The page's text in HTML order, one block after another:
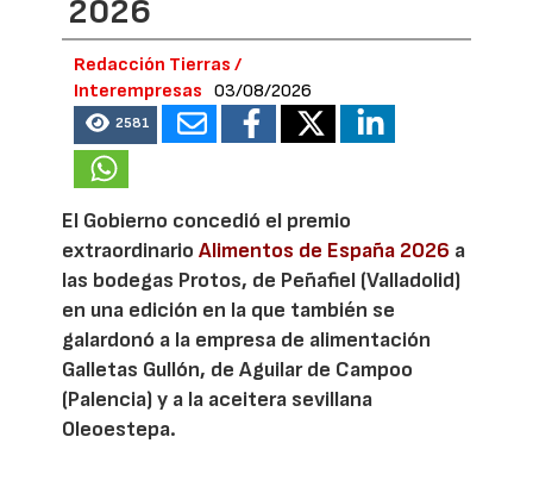
2026
Redacción Tierras /
Interempresas
03/08/2026
2581
El Gobierno concedió el premio
extraordinarioAlimentos de España 2026 a
las bodegas Protos, de Peñafiel (Valladolid)
en una edición en la que también se
galardonó a la empresa de alimentación
Galletas Gullón, de Aguilar de Campoo
(Palencia) y a la aceitera sevillana
Oleoestepa.